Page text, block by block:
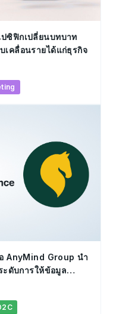
ปซิฟิกเปลี่ยนบทบาท
เคลื่อนรายได้แก่ธุรกิจ
AnyMind Group นำ
ะดับการให้ข้อมูล